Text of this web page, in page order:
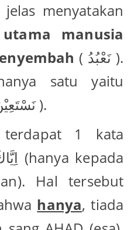
menyatakan
manusia
( نَعْبُدُ ).
satu yaitu
( نَسْتَعِيْنُ ).
1 kata
Hal tersebut
hanya, tiada